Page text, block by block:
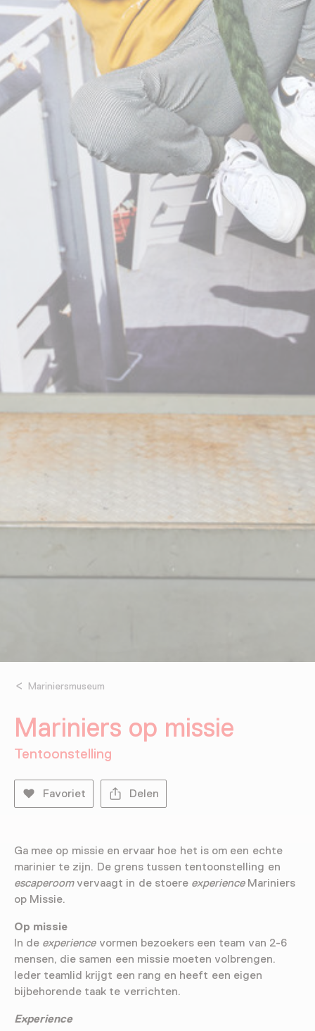
Mariniersmuseum
Mariniers op missie
Tentoonstelling
Favoriet Delen
Ga mee op missie en ervaar hoe het is om een echte
marinier te zijn. De grens tussen tentoonstelling en
escaperoomvervaagt in de stoere experienceMariniers
op Missie.
Op missie
In de experiencevormen bezoekers een team van 2-6
mensen, die samen een missie moeten volbrengen.
Ieder teamlid krijgt een rang en heeft een eigen
bijbehorende taak te verrichten.
Experience